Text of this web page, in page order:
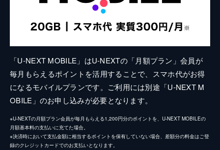
「U-NEXT MOBILE」はU-NEXTの「月額プラン」会員が
毎月もらえるポイントを活用することで、スマホ代がお得
になるモバイルプランです。ご利用には別途「U-NEXT M
OBILE」のお申し込みが必要となります。
※U-NEXTの月額プラン会員が毎月もらえる1,200円分のポイントを、U-NEXT MOBILEの
月額基本料の支払いに充てた場合。
※決済時において支払金額に相当するポイントを保有していない場合、差額分の料金はご登
録のクレジットカードでのお支払いとなります。